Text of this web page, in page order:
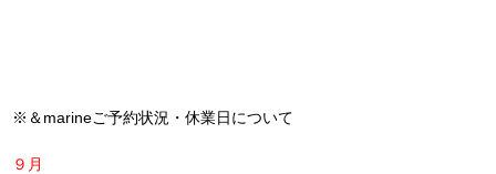
※＆marineご予約状況・休業日について
９月